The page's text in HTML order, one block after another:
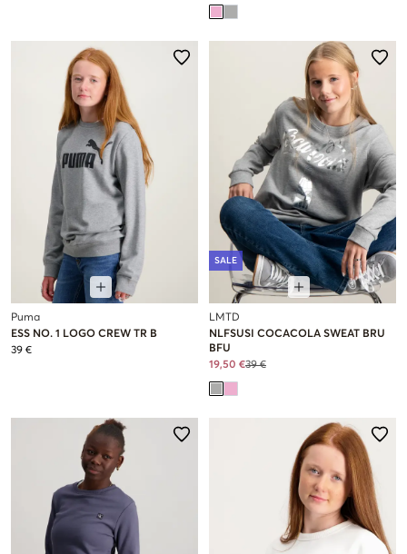
Puma
ESS NO. 1 LOGO CREW TR B
39 €
SALE
LMTD
NLFSUSI COCACOLA SWEAT BRU
BFU
19,50 €39 €